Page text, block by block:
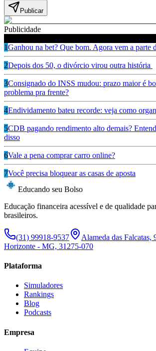
Publicar
Publicidade
1Ganhou na bet? Que bom. Agora vem a parte
2Depois dos 50, o divórcio virou outra história
3Consignado do INSS mudou: prazo maior é
problema pra frente?
4Endividamento bateu recorde: veja como
5CDB pagando rendimento alto demais?
disso
6Vale a pena comprar carro online?
7Você precisa bloquear as casas de aposta
Educando seu Bolso
Educação financeira acessível e de qualidade
brasileiros.
(31) 99918-9537
Alameda das
Horizonte - MG, 31275-070
Plataforma
Simuladores
Rankings
Blog
Podcasts
Empresa